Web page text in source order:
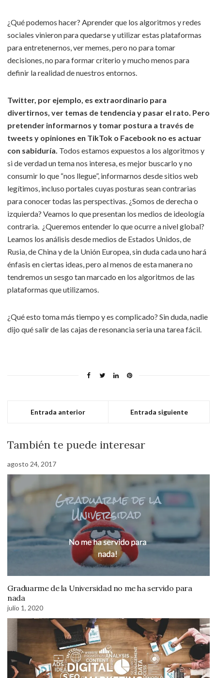
¿Qué podemos hacer? Aprender que los algoritmos y redes
sociales vinieron para quedarse y utilizar estas plataformas
para entretenernos, ver memes, pero no para tomar
decisiones, no para formar criterio y mucho menos para
definir la realidad de nuestros entornos.
Twitter, por ejemplo, es extraordinario para
divertirnos, ver temas de tendencia y pasar el rato. Pero
pretender informarnos y tomar postura a través de
tweets y opiniones en TikTok o Facebook no es actuar
con sabiduría. Todos estamos expuestos a los algoritmos y
si de verdad un tema nos interesa, es mejor buscarlo y no
consumir lo que “nos llegue”, informarnos desde sitios web
legítimos, incluso portales cuyas posturas sean contrarias
para conocer todas las perspectivas. ¿Somos de derecha o
izquierda? Veamos lo que presentan los medios de ideología
contraria. ¿Queremos entender lo que ocurre a nivel global?
Leamos los análisis desde medios de Estados Unidos, de
Rusia, de China y de la Unión Europea, sin duda cada uno hará
énfasis en ciertas ideas, pero al menos de esta manera no
tendremos un sesgo tan marcado en los algoritmos de las
plataformas que utilizamos.
¿Qué esto toma más tiempo y es complicado? Sin duda, nadie
dijo qué salir de las cajas de resonancia seria una tarea fácil.
Entrada anterior Entrada siguiente
También te puede interesar
agosto 24, 2017
Graduarme de la Universidad no me ha servido para
nada
julio 1, 2020